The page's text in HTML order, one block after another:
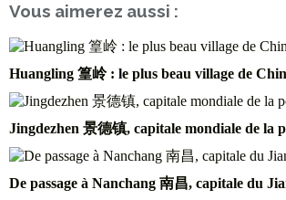
Vous aimerez aussi :
Huangling 篁岭 : le plus beau village de
Jingdezhen 景德镇, capitale mondiale de la
De passage à Nanchang 南昌, capitale du